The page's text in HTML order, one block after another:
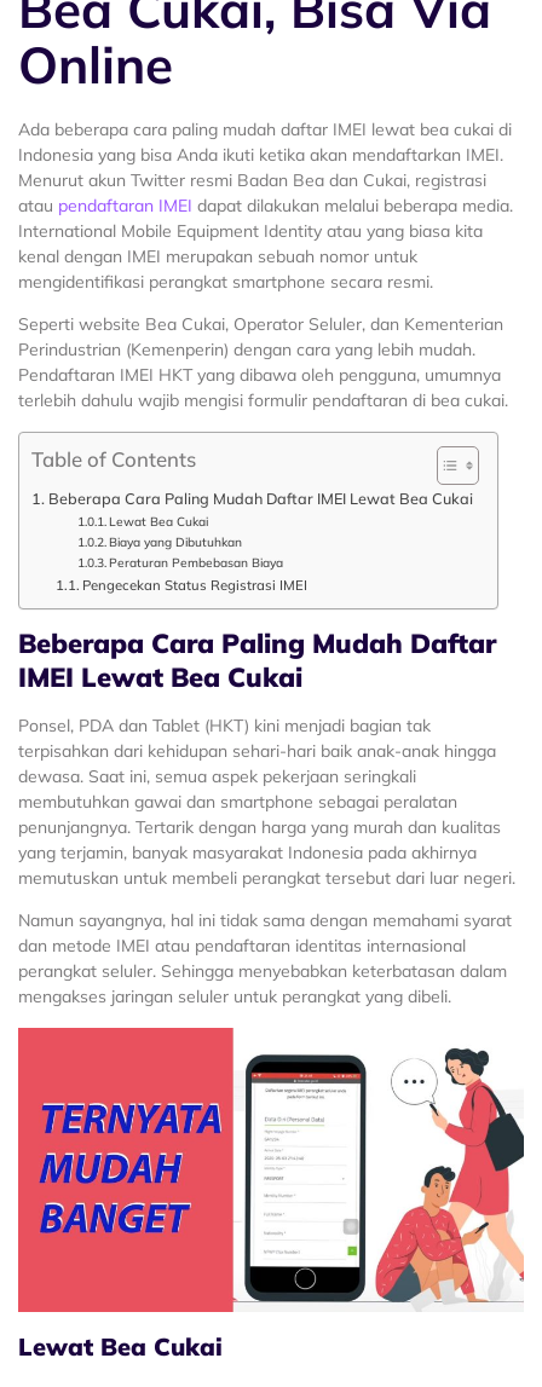
Online
Ada beberapa cara paling mudah daftar IMEI lewat bea cukai di
Indonesia yang bisa Anda ikuti ketika akan mendaftarkan IMEI.
Menurut akun Twitter resmi Badan Bea dan Cukai, registrasi
atau pendaftaran IMEI dapat dilakukan melalui beberapa media.
International Mobile Equipment Identity atau yang biasa kita
kenal dengan IMEI merupakan sebuah nomor untuk
mengidentifikasi perangkat smartphone secara resmi.
Seperti website Bea Cukai, Operator Seluler, dan Kementerian
Perindustrian (Kemenperin) dengan cara yang lebih mudah.
Pendaftaran IMEI HKT yang dibawa oleh pengguna, umumnya
terlebih dahulu wajib mengisi formulir pendaftaran di bea cukai.
Table of Contents
Beberapa Cara Paling Mudah Daftar IMEI Lewat Bea Cukai
Lewat Bea Cukai
Biaya yang Dibutuhkan
Peraturan Pembebasan Biaya
Pengecekan Status Registrasi IMEI
Beberapa Cara Paling Mudah Daftar
IMEI Lewat Bea Cukai
Ponsel, PDA dan Tablet (HKT) kini menjadi bagian tak
terpisahkan dari kehidupan sehari-hari baik anak-anak hingga
dewasa. Saat ini, semua aspek pekerjaan seringkali
membutuhkan gawai dan smartphone sebagai peralatan
penunjangnya. Tertarik dengan harga yang murah dan kualitas
yang terjamin, banyak masyarakat Indonesia pada akhirnya
memutuskan untuk membeli perangkat tersebut dari luar negeri.
Namun sayangnya, hal ini tidak sama dengan memahami syarat
dan metode IMEI atau pendaftaran identitas internasional
perangkat seluler. Sehingga menyebabkan keterbatasan dalam
mengakses jaringan seluler untuk perangkat yang dibeli.
Lewat Bea Cukai